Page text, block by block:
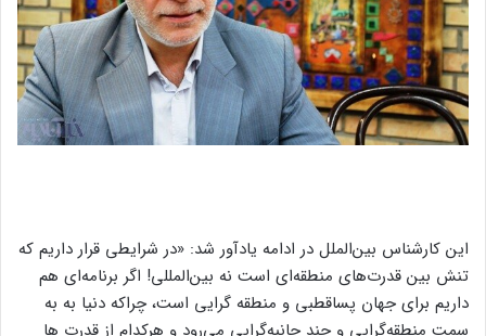
این کارشناس بین‌الملل در ادامه یادآور شد: «در شرایطی قرار داریم که
تنش بین قدرت‌های منطقه‌ای است نه بین‌المللی! اگر برنامه‌ای هم
داریم برای جهان پساقطبی و منطقه گرایی است، چراکه دنیا به به
سمت منطقه‌گرایی و چند جانبه‌گرایی می‌رود و هرکدام از قدرت ها